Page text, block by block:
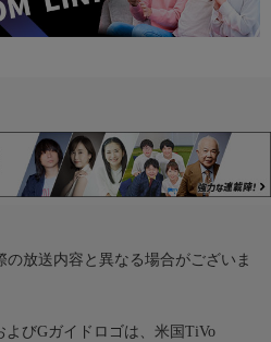
放送内容と異なる場合がございま
びGガイドロゴは、米国TiVo